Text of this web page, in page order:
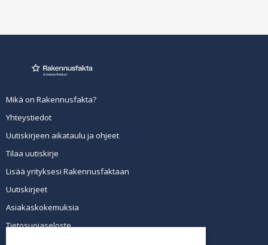
Mikä on Rakennusfakta?
Yhteystiedot
Uutiskirjeen aikataulu ja ohjeet
Tilaa uutiskirje
Lisää yrityksesi Rakennusfaktaan
Uutiskirjeet
Asiakaskokemuksia
Tietosuojaseloste